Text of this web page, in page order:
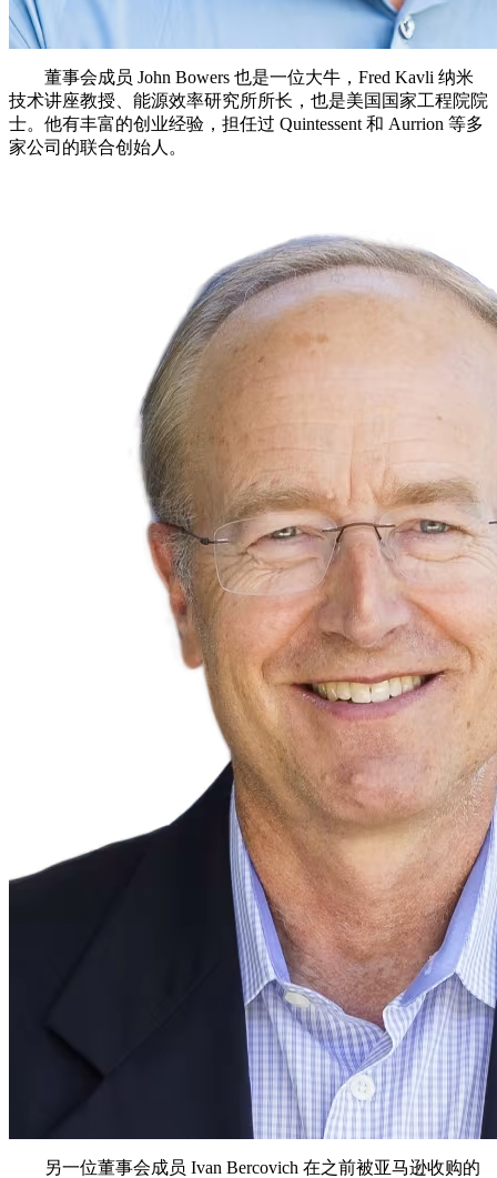
董事会成员 John Bowers 也是一位大牛，Fred Kavli 纳米
技术讲座教授、能源效率研究所所长，也是美国国家工程院院
士。他有丰富的创业经验，担任过 Quintessent 和 Aurrion 等多
家公司的联合创始人。
另一位董事会成员 Ivan Bercovich 在之前被亚马逊收购的